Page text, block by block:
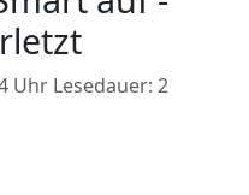
Uhr Lesedauer: 2